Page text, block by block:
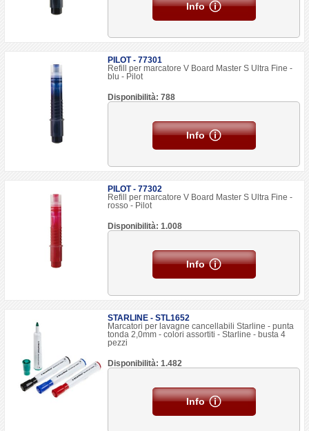
Info
PILOT - 77301
Refill per marcatore V Board Master S Ultra Fine -
blu - Pilot
Disponibilità: 788
Info
PILOT - 77302
Refill per marcatore V Board Master S Ultra Fine -
rosso - Pilot
Disponibilità: 1.008
Info
STARLINE - STL1652
Marcatori per lavagne cancellabili Starline - punta
tonda 2,0mm - colori assortiti - Starline - busta 4
pezzi
Disponibilità: 1.482
Info